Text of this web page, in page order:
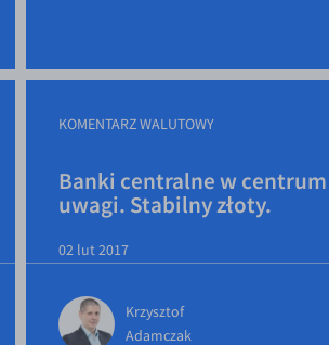
KOMENTARZ WALUTOWY
Banki centralne w centrum
uwagi. Stabilny złoty.
02 lut 2017
Krzysztof
Adamczak